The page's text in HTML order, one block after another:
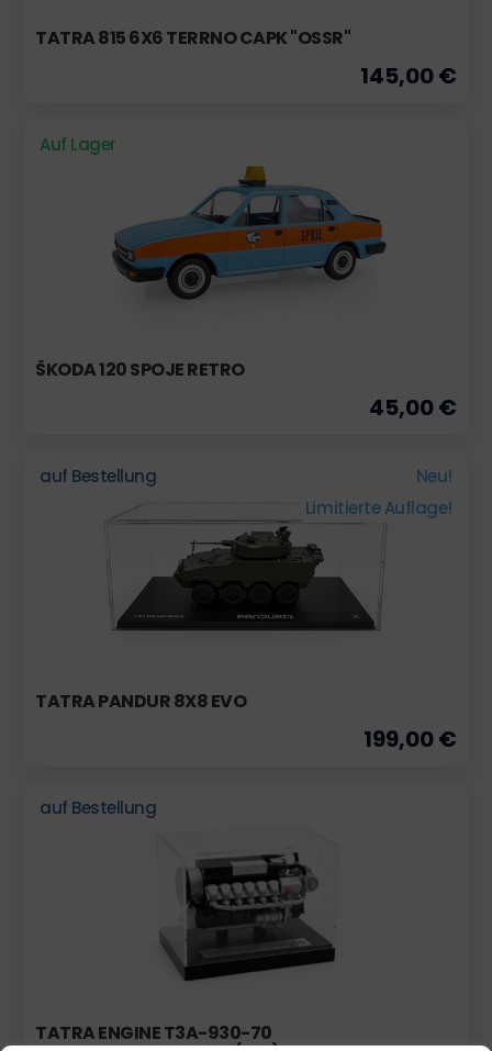
TATRA 815 6X6 TERRNO CAPK "OSSR"
145,00 €
Auf Lager
ŠKODA 120 SPOJE RETRO
45,00 €
auf Bestellung
Neu!
Limitierte Auflage!
TATRA PANDUR 8X8 EVO
199,00 €
auf Bestellung
TATRA ENGINE T3A-930-70